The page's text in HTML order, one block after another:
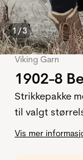
1/3
Viking Garn
1902-8
Strikkepakke
til valgt
Vis mer